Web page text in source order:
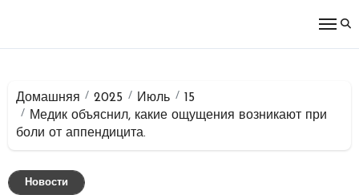
Домашняя 2025 Июль
15
Медик объяснил, какие ощущения возникают при
боли от аппендицита.
Новости